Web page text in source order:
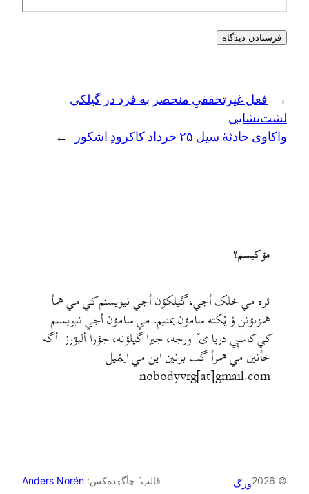
←
فعل غیرتحققیِ منحصر به فرد در گیلکی
لشت‌نشایی
واکاوی حادثهٔ سیل ۲۵ خرداد کاکرودِ اشکور
→
مۊ کيسم؟
ئره مي خلک أجي، گيلکؤن أجي نيويسنم کي مي همأ
همزبؤنن ؤ يٚکته سامؤن بمتيم. مي سامؤن أجي نيويسنم
کي کاسپي دريا ی ٚ ورجه، جيرا گيلؤنه، جؤرا ألبۊرز. أگه
خأنين مي همرأ گب بزنين اين مي ايمٚیل‌ ‌
nobodyvrg[at]gmail.com
© 2026 ورگ قالب ٚ چأگۊده‌کس: Anders Norén